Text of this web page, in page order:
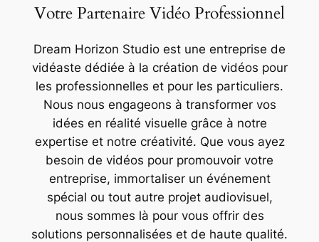
Votre Partenaire Vidéo Professionnel
Dream Horizon Studio est une entreprise de
vidéaste dédiée à la création de vidéos pour
les professionnelles et pour les particuliers.
Nous nous engageons à transformer vos
idées en réalité visuelle grâce à notre
expertise et notre créativité. Que vous ayez
besoin de vidéos pour promouvoir votre
entreprise, immortaliser un événement
spécial ou tout autre projet audiovisuel,
nous sommes là pour vous offrir des
solutions personnalisées et de haute qualité.